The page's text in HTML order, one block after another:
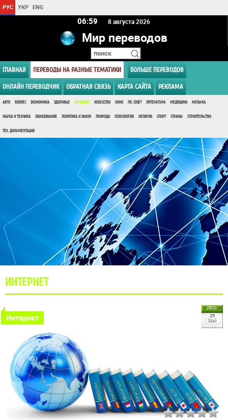
РУС УКР ENG
06 59 8 августа 2026
Мир переводов
ГЛАВНАЯ ПЕРЕВОДЫ НА РАЗНЫЕ ТЕМАТИКИ БОЛЬШЕ ПЕРЕВОДОВ
ОНЛАЙН ПЕРЕВОДЧИК ОБРАТНАЯ СВЯЗЬ КАРТА САЙТА РЕКЛАМА
АВТО БИЗНЕС ЭКОНОМИКА ЗДОРОВЬЕ ИНТЕРНЕТ ИСКУССТВО КИНО ПК, СОФТ ЛИТЕРАТУРА МЕДИЦИНА МУЗЫКА
НАУКА И ТЕХНИКА ОБРАЗОВАНИЕ ПОЛИТИКА И ЗАКОН ПРИРОДА ПСИХОЛОГИЯ РЕЛИГИЯ СПОРТ СТРАНЫ СТРОИТЕЛЬСТВО
ТЕХ. ДОКУМЕНТАЦИЯ
ИНТЕРНЕТ
2025
29
Май
Интернет